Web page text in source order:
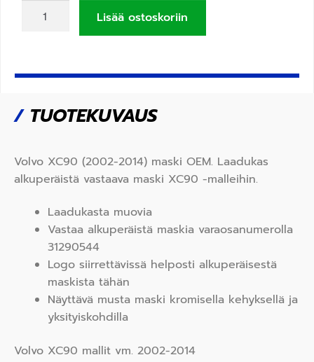
Lisää ostoskoriin
/TUOTEKUVAUS
Volvo XC90 (2002-2014) maski OEM. Laadukas
alkuperäistä vastaava maski XC90 -malleihin.
Laadukasta muovia
Vastaa alkuperäistä maskia varaosanumerolla
31290544
Logo siirrettävissä helposti alkuperäisestä
maskista tähän
Näyttävä musta maski kromisella kehyksellä ja
yksityiskohdilla
Volvo XC90 mallit vm. 2002-2014